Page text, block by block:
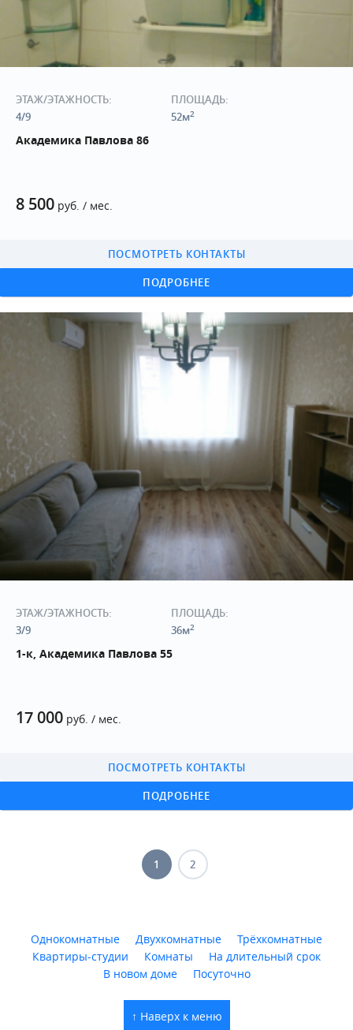
8 500 руб. / мес.
Академика Павлова 86
ПОДРОБНЕЕ
ПОСМОТРЕТЬ КОНТАКТЫ
ЭТАЖ/ЭТАЖНОСТЬ:
4/9
ПЛОЩАДЬ:
52м2
17 000 руб. / мес.
1-к, Академика Павлова 55
ПОДРОБНЕЕ
ПОСМОТРЕТЬ КОНТАКТЫ
ЭТАЖ/ЭТАЖНОСТЬ:
3/9
ПЛОЩАДЬ:
36м2
1 2
Однокомнатные Двухкомнатные
Трёхкомнатные
Квартиры-студии
Комнаты
На длительный срок
В новом доме
Посуточно
↑ Наверх к меню